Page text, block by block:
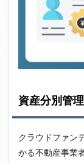
資産分別管理
クラウドファン
かる不動産事業